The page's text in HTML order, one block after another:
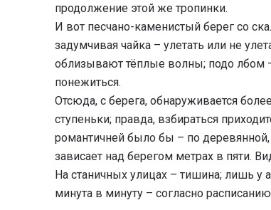
продолжение этой же тропинки.
И вот песчано-каменистый берег со
задумчивая чайка – улетать или не
облизывают тёплые волны; подо лбом
понежиться.
Отсюда, с берега, обнаруживается
ступеньки; правда, взбираться
романтичней было бы – по деревянной,
зависает над берегом метрах в пяти.
На станичных улицах – тишина; лишь у
минута в минуту – согласно